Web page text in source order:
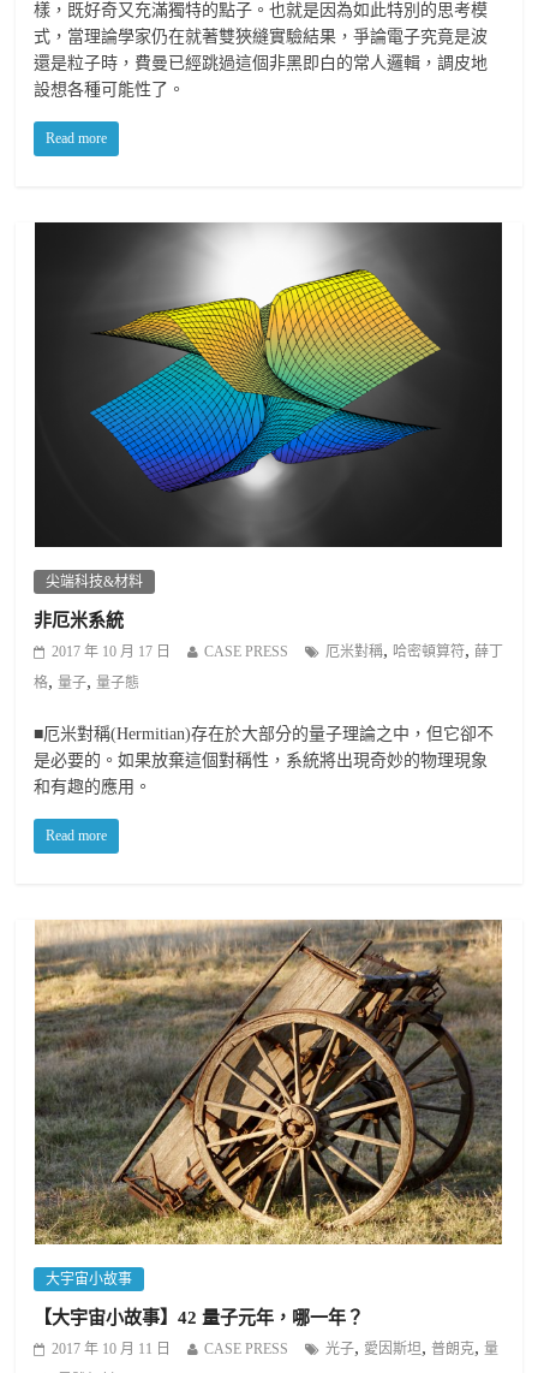
樣，既好奇又充滿獨特的點子。也就是因為如此特別的思考模
式，當理論學家仍在就著雙狹縫實驗結果，爭論電子究竟是波
還是粒子時，費曼已經跳過這個非黑即白的常人邏輯，調皮地
設想各種可能性了。
Read more
尖端科技&材料
非厄米系統
2017 年 10 月 17 日 CASE PRESS 厄米對稱, 哈密頓算符,薛丁
格,量子,量子態
■厄米對稱(Hermitian)存在於大部分的量子理論之中，但它卻不
是必要的。如果放棄這個對稱性，系統將出現奇妙的物理現象
和有趣的應用。
Read more
大宇宙小故事
【大宇宙小故事】42 量子元年，哪一年？
2017 年 10 月 11 日 CASE PRESS 光子, 愛因斯坦,普朗克,量